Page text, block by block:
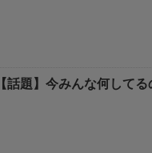
【話題】今みんな何して